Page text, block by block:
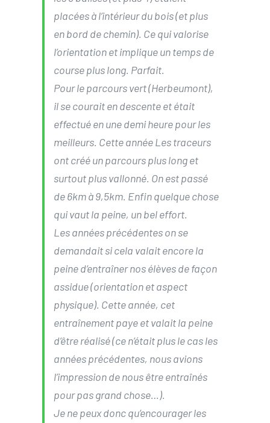
placées à l’intérieur du bois (et plus
en bord de chemin). Ce qui valorise
l’orientation et implique un temps de
course plus long. Parfait.
Pour le parcours vert (Herbeumont),
il se courait en descente et était
effectué en une demi heure pour les
meilleurs. Cette année Les traceurs
ont créé un parcours plus long et
surtout plus vallonné. On est passé
de 6km à 9,5km. Enfin quelque chose
qui vaut la peine, un bel effort.
Les années précédentes on se
demandait si cela valait encore la
peine d’entraîner nos élèves de façon
assidue (orientation et aspect
physique). Cette année, cet
entraînement paye et valait la peine
d’être réalisé (ce n’était plus le cas les
années précédentes, nous avions
l’impression de nous être entraînés
pour pas grand chose…).
Je ne peux donc qu’encourager les